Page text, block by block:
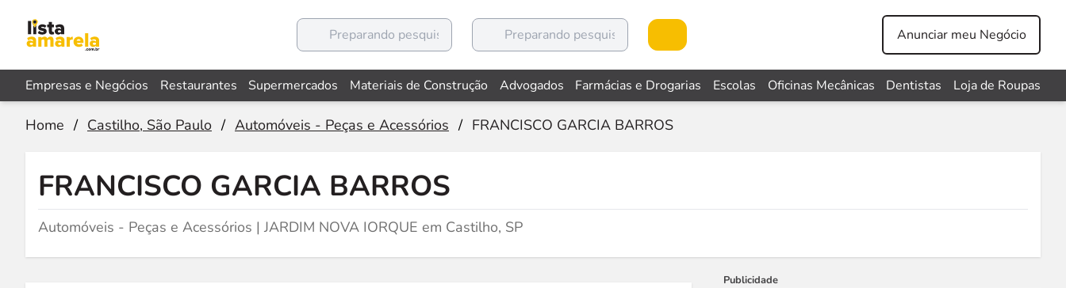
Anunciar meu Negócio
Empresas e Negócios Restaurantes Supermercados Materiais de Construção Advogados Farmácias e Drogarias Escolas Oficinas Mecânicas Dentistas Loja de Roupas
Home / Castilho, São Paulo / Automóveis - Peças e Acessórios / FRANCISCO GARCIA BARROS
FRANCISCO GARCIA BARROS
Automóveis - Peças e Acessórios | JARDIM NOVA IORQUE em Castilho, SP
Publicidade